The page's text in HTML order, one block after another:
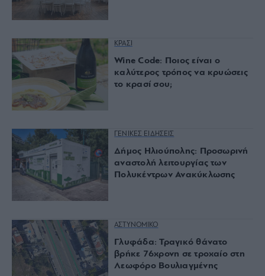
ΚΡΑΣΙ
Wine Code: Ποιος είναι ο
καλύτερος τρόπος να κρυώσεις
το κρασί σου;
ΓΕΝΙΚΕΣ ΕΙΔΗΣΕΙΣ
Δήμος Ηλιούπολης: Προσωρινή
αναστολή λειτουργίας των
Πολυκέντρων Ανακύκλωσης
ΑΣΤΥΝΟΜΙΚΟ
Γλυφάδα: Τραγικό θάνατο
βρήκε 76χρονη σε τροχαίο στη
Λεωφόρο Βουλιαγμένης